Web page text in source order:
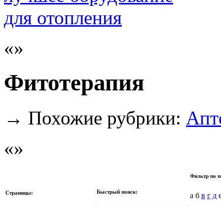
Фитотерапия
→ Похожие рубрики:
Страницы: Быстрый поиск:
Фильтр по
а б в г д